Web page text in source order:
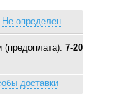
Не определен
(предоплата): 7-20
доставки